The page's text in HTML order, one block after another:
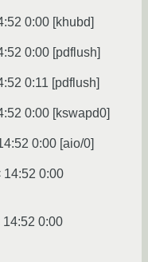
0:00 [khubd]
0:00 [pdflush]
0:11 [pdflush]
0:00 [kswapd0]
0:00 [aio/0]
14:52 0:00
14:52 0:00